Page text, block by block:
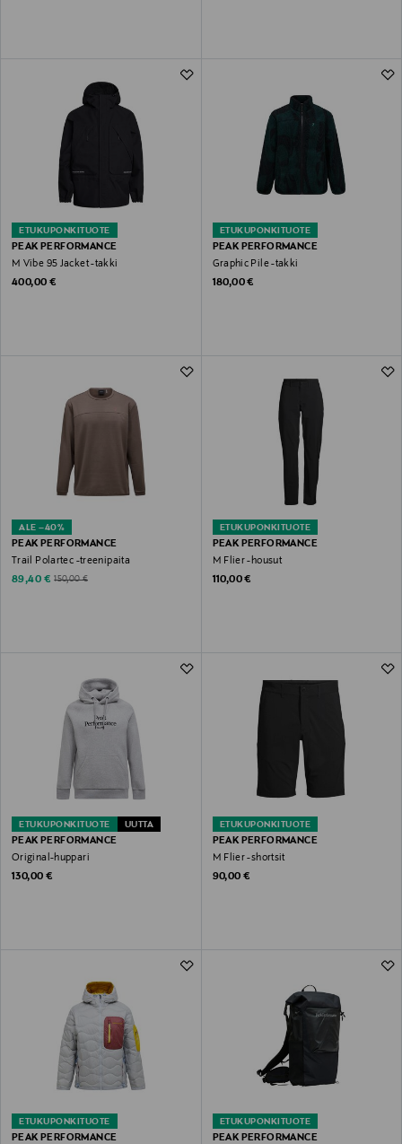
ETUKUPONKITUOTE
PEAK PERFORMANCE
M Vibe 95 Jacket -takki
Original Price
400,00 €
ETUKUPONKITUOTE
PEAK PERFORMANCE
Graphic Pile -takki
Original Price
180,00 €
ALE –40%
PEAK PERFORMANCE
Trail Polartec -treenipaita
Discounted Price
89,40 € Original Price
150,00 €
ETUKUPONKITUOTE
PEAK PERFORMANCE
M Flier -housut
Original Price
110,00 €
ETUKUPONKITUOTE UUTTA
PEAK PERFORMANCE
Original-huppari
Original Price
130,00 €
ETUKUPONKITUOTE
PEAK PERFORMANCE
M Flier -shortsit
Original Price
90,00 €
ETUKUPONKITUOTE
PEAK PERFORMANCE
ETUKUPONKITUOTE
PEAK PERFORMANCE